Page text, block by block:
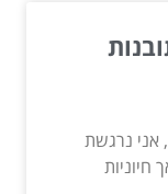
אני נרגשת